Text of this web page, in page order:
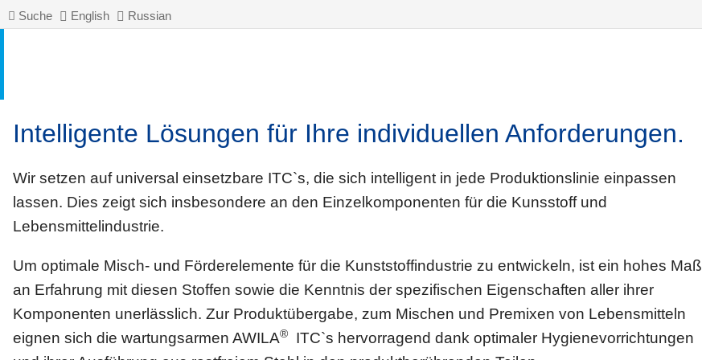
Suche English Russian
Intelligente Lösungen für Ihre individuellen Anforderungen.
Wir setzen auf universal einsetzbare ITC`s, die sich intelligent in jede Produktionslinie einpassen
lassen. Dies zeigt sich insbesondere an den Einzelkomponenten für die Kunsstoff und
Lebensmittelindustrie.
Um optimale Misch- und Förderelemente für die Kunststoffindustrie zu entwickeln, ist ein hohes Maß
an Erfahrung mit diesen Stoffen sowie die Kenntnis der spezifischen Eigenschaften aller ihrer
Komponenten unerlässlich. Zur Produktübergabe, zum Mischen und Premixen von Lebensmitteln
eignen sich die wartungsarmen AWILA®
ITC`s hervorragend dank optimaler Hygienevorrichtungen